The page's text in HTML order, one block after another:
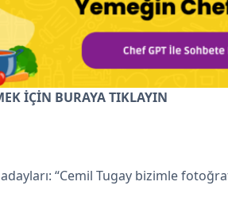
İÇİN BURAYA TIKLAYIN
“Cemil Tugay bizimle